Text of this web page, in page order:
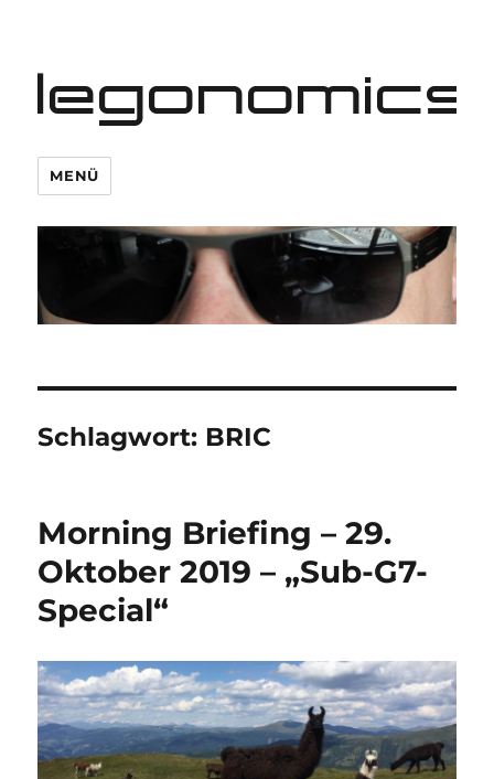
legonomics
MENÜ
Schlagwort: BRIC
Morning Briefing – 29.
Oktober 2019 – „Sub-G7-
Special“